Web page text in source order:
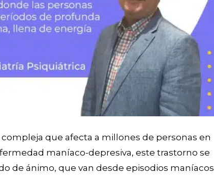
que afecta a millones de personas en
maníaco-depresiva, este trastorno se
de ánimo, que van desde episodios maníacos